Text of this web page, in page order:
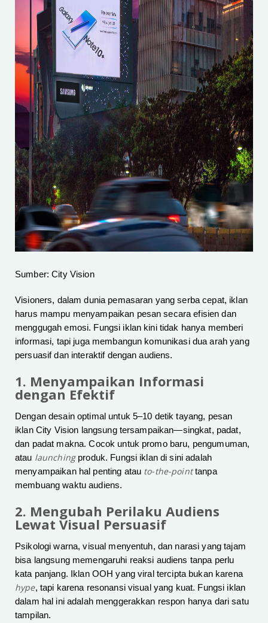
Sumber: City Vision
Visioners, dalam dunia pemasaran yang serba cepat, iklan
harus mampu menyampaikan pesan secara efisien dan
menggugah emosi. Fungsi iklan kini tidak hanya memberi
informasi, tapi juga membangun komunikasi dua arah yang
persuasif dan interaktif dengan audiens.
1. Menyampaikan Informasi
dengan Efektif
Dengan desain optimal untuk 5–10 detik tayang, pesan
iklan City Vision langsung tersampaikan—singkat, padat,
dan padat makna. Cocok untuk promo baru, pengumuman,
atau launchingproduk. Fungsi iklan di sini adalah
menyampaikan hal penting atau to-the-pointtanpa
membuang waktu audiens.
2. Mengubah Perilaku Audiens
Lewat Visual Persuasif
Psikologi warna, visual menyentuh, dan narasi yang tajam
bisa langsung memengaruhi reaksi audiens tanpa perlu
kata panjang. Iklan OOH yang viral tercipta bukan karena
hype, tapi karena resonansi visual yang kuat. Fungsi iklan
dalam hal ini adalah menggerakkan respon hanya dari satu
tampilan.